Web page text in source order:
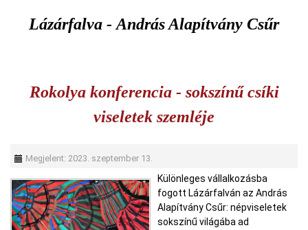
Lázárfalva - András Alapítvány Csűr
Rokolya konferencia - sokszínű csíki
viseletek szemléje
Megjelent: 2023. szeptember 13.
Különleges vállalkozásba
fogott Lázárfalván az András
Alapítvány Csűr: népviseletek
sokszínű világába ad